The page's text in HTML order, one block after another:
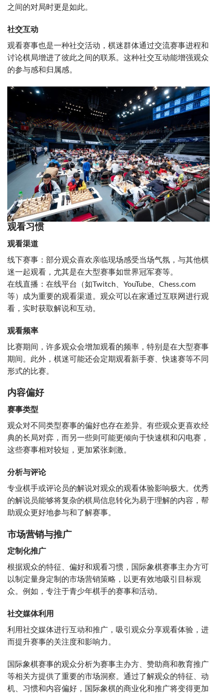
之间的对局时更是如此。
社交互动
观看赛事也是一种社交活动，棋迷群体通过交流赛事进程和
讨论棋局增进了彼此之间的联系。这种社交互动能增强观众
的参与感和归属感。
观看习惯
观看渠道
线下赛事：部分观众喜欢亲临现场感受当场气氛，与其他棋
迷一起观看，尤其是在大型赛事如世界冠军赛等。
在线直播：在线平台（如Twitch、YouTube、Chess.com
等）成为重要的观看渠道。观众可以在家通过互联网进行观
看，实时获取解说和互动。
观看频率
比赛期间，许多观众会增加观看的频率，特别是在大型赛事
期间。此外，棋迷可能还会定期观看新手赛、快速赛等不同
形式的比赛。
内容偏好
赛事类型
观众对不同类型赛事的偏好也存在差异。有些观众更喜欢经
典的长局对弈，而另一些则可能更倾向于快速棋和闪电赛，
这些赛事相对较短，更加紧张刺激。
分析与评论
专业棋手或评论员的解说对观众的观看体验影响极大。优秀
的解说员能够将复杂的棋局信息转化为易于理解的内容，帮
助观众更好地参与和了解赛事。
市场营销与推广
定制化推广
根据观众的特征、偏好和观看习惯，国际象棋赛事主办方可
以制定量身定制的市场营销策略，以更有效地吸引目标观
众。例如，专注于青少年棋手的赛事和活动。
社交媒体利用
利用社交媒体进行互动和推广，吸引观众分享观看体验，进
而提升赛事的关注度和影响力。
国际象棋赛事的观众分析为赛事主办方、赞助商和教育推广
等相关方提供了重要的市场洞察。通过了解观众的特征、动
机、习惯和内容偏好，国际象棋的商业化和推广将变得更加